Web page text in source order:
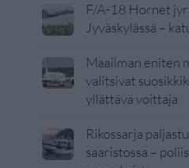
F/A-18 Hornet
Jyväskylässä –
Maailman eniten
valitsivat
yllättävä voittaja
Rikossarja
saaristossa –